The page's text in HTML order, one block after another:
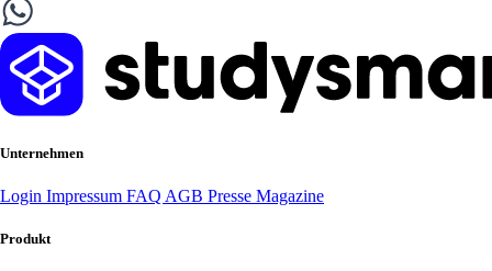
Unternehmen
Login Impressum FAQ AGB Presse Magazine
Produkt